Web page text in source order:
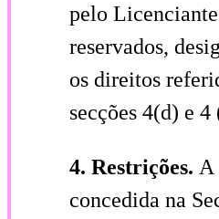
pelo
reservados,
os direitos
secções 4(d) e 4
4. Restrições. A
concedida na